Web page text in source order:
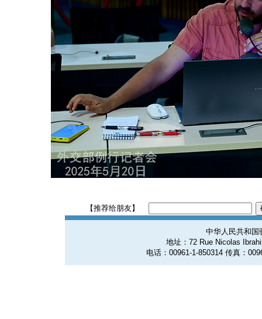
【推荐给朋友】
中华人民共和国
地址：72 Rue Nicolas
电话：00961-1-850314 传真：